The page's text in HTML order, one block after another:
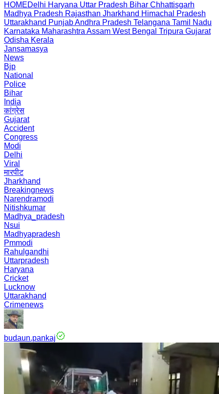
HOMEDelhi Haryana Uttar Pradesh Bihar Chhattisgarh
Madhya Pradesh Rajasthan Jharkhand Himachal Pradesh
Uttarakhand PunjabAndhra Pradesh Telangana Tamil Nadu
Karnataka Maharashtra Assam West Bengal Tripura Gujarat
Odisha Kerala
Jansamasya
News
Bjp
National
Police
Bihar
India
कांग्रेस
Gujarat
Accident
Congress
Modi
Delhi
Viral
मारपीट
Jharkhand
Breakingnews
Narendramodi
Nitishkumar
Madhya_pradesh
Nsui
Madhyapradesh
Pmmodi
Rahulgandhi
Uttarpradesh
Haryana
Cricket
Lucknow
Uttarakhand
Crimenews
budaun.pankaj